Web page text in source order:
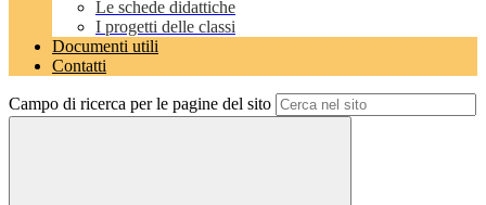
Le schede didattiche
I progetti delle classi
Documenti utili
Contatti
Campo di ricerca per le pagine del sito